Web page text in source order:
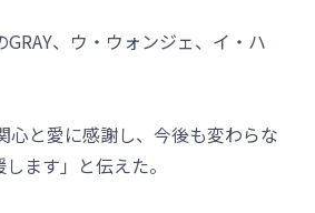
、ウ・ウォンジェ、イ・ハ
と愛に感謝し、今後も変わらな
ます」と伝えた。